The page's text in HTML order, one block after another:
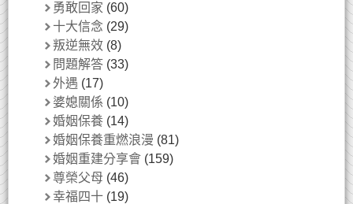
勇敢回家 (60)
十大信念 (29)
叛逆無效 (8)
問題解答 (33)
外遇 (17)
婆媳關係 (10)
婚姻保養 (14)
婚姻保養重燃浪漫 (81)
婚姻重建分享會 (159)
尊榮父母 (46)
幸福四十 (19)